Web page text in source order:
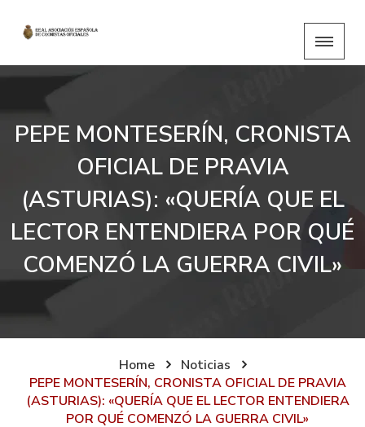
PEPE MONTESERÍN, CRONISTA
OFICIAL DE PRAVIA
(ASTURIAS): «QUERÍA QUE EL
LECTOR ENTENDIERA POR QUÉ
COMENZÓ LA GUERRA CIVIL»
Home
Noticias
PEPE MONTESERÍN, CRONISTA OFICIAL DE PRAVIA
(ASTURIAS): «QUERÍA QUE EL LECTOR ENTENDIERA
POR QUÉ COMENZÓ LA GUERRA CIVIL»